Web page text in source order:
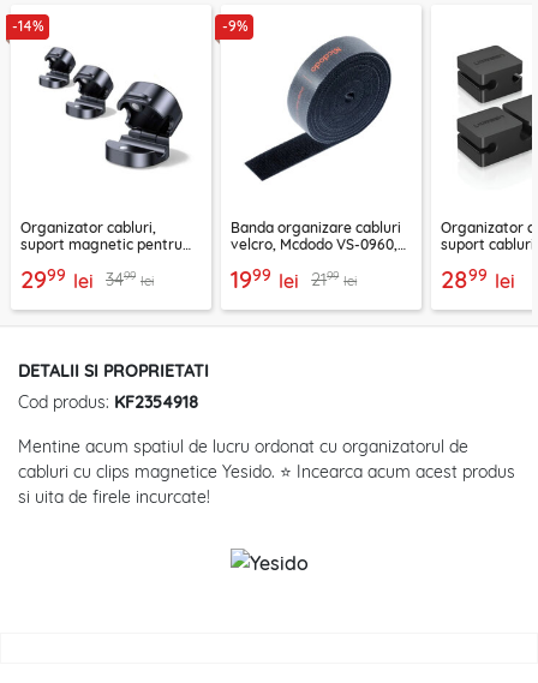
-14%
Organizator cabluri,
suport magnetic pentru
2999 lei 3499 lei
-9%
Banda organizare cabluri
velcro, Mcdodo VS-0960,
1999 lei 2199 lei
Organizator
suport
2899 lei
DETALII SI PROPRIETATI
Cod produs: KF2354918
Mentine acum spatiul de lucru ordonat cu organizatorul de
cabluri cu clips magnetice Yesido. ⭐ Incearca acum acest produs
si uita de firele incurcate!